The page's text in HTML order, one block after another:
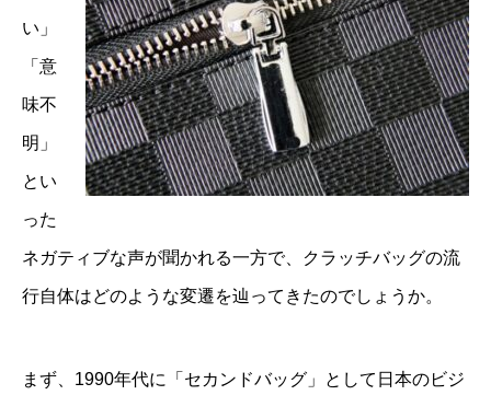
い」
「意
味不
明」
とい
った
ネガティブな声が聞かれる一方で、クラッチバッグの流
行自体はどのような変遷を辿ってきたのでしょうか。
まず、1990年代に「セカンドバッグ」として日本のビジ